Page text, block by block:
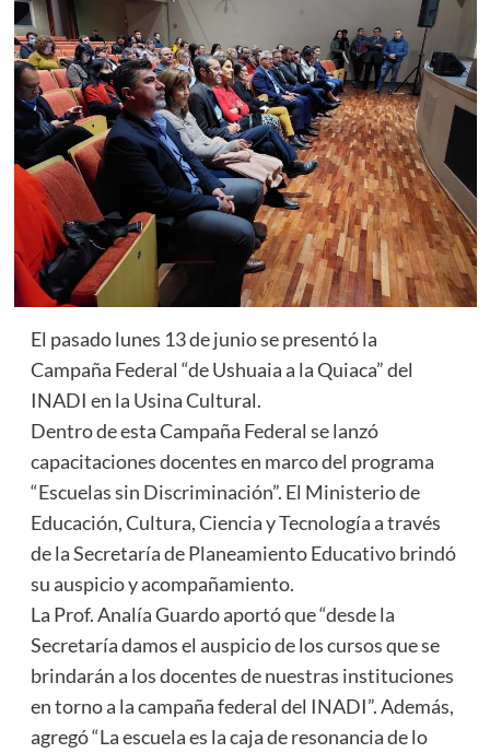
El pasado lunes 13 de junio se presentó la
Campaña Federal “de Ushuaia a la Quiaca” del
INADI en la Usina Cultural.
Dentro de esta Campaña Federal se lanzó
capacitaciones docentes en marco del programa
“Escuelas sin Discriminación”. El Ministerio de
Educación, Cultura, Ciencia y Tecnología a través
de la Secretaría de Planeamiento Educativo brindó
su auspicio y acompañamiento.
La Prof. Analía Guardo aportó que “desde la
Secretaría damos el auspicio de los cursos que se
brindarán a los docentes de nuestras instituciones
en torno a la campaña federal del INADI”. Además,
agregó “La escuela es la caja de resonancia de lo